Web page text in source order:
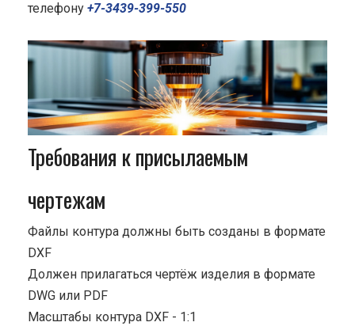
телефону +7-3439-399-550
Требования к присылаемым
чертежам
Файлы контура должны быть созданы в формате
DXF
Должен прилагаться чертёж изделия в формате
DWG или PDF
Масштабы контура DXF - 1:1